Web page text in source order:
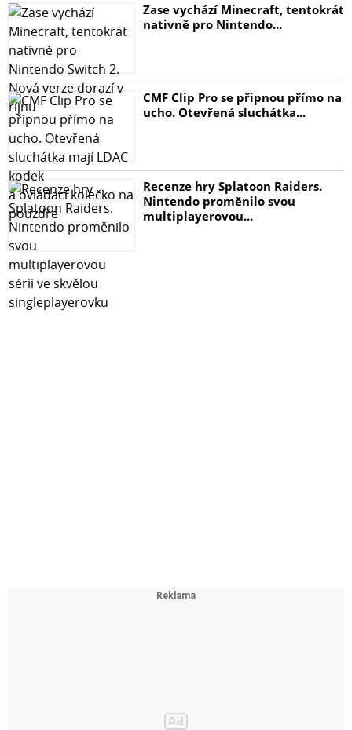
Zase vychází Minecraft, tentokrát
nativně pro Nintendo...
CMF Clip Pro se připnou přímo na
ucho. Otevřená sluchátka...
Recenze hry Splatoon Raiders.
Nintendo proměnilo svou
multiplayerovou...